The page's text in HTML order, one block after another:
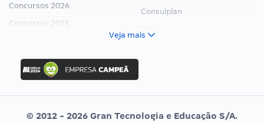
Concursos 2026
Concursos 2025
Concurso Ibama
Concurso MPU
Editais publicados
Consulplan
Vunesp
Veja mais
© 2012 - 2026 Gran Tecnologia e Educação S/A.